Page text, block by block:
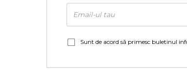
Sunt de acord să primesc buletinul